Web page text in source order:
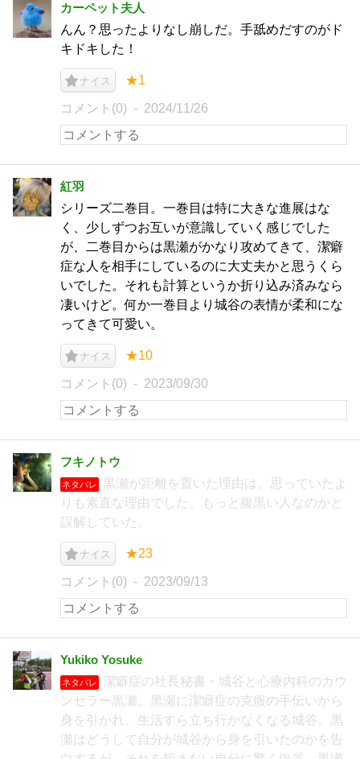
カーペット夫人
んん？思ったよりなし崩しだ。手舐めだすのがド
キドキした！
ナイス ★1
コメント(0) 2024/11/26
紅羽
シリーズ二巻目。一巻目は特に大きな進展はな
く、少しずつお互いが意識していく感じでした
が、二巻目からは黒瀬がかなり攻めてきて、潔癖
症な人を相手にしているのに大丈夫かと思うくら
いでした。それも計算というか折り込み済みなら
凄いけど。何か一巻目より城谷の表情が柔和にな
ってきて可愛い。
ナイス ★10
コメント(0) 2023/09/30
フキノトウ
ネタバレ
黒瀬が距離を置いた理由は、思っていたよ
りも素直な理由でした。もっと腹黒い人なのかと
誤解していた。
ナイス ★23
コメント(0) 2023/09/13
Yukiko Yosuke
ネタバレ
潔癖症の社長秘書・城谷と心療内科のカウ
ンセラー黒瀬。黒瀬に潔癖症の克服の手伝いから
身を引かれ、生活すら立ち行かなくなる城谷。黒
瀬はどうして自分が城谷から身を引いたのかを告